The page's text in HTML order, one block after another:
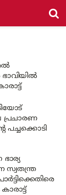
ഭാവിയിൽ
പ്രചാരണ
പച്ചക്കൊടി
സ്വതന്ത്ര